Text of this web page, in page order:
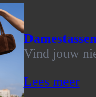
Vind jouw
Lees meer